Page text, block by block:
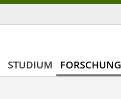
STUDIUM FORSCHUNG